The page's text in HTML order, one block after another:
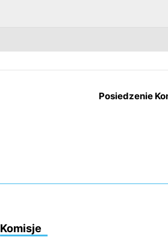
Posiedzenie
Komisje